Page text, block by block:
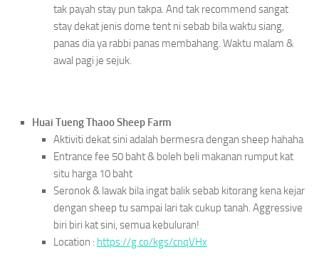
tak payah stay pun takpa. And tak recommend sangat
stay dekat jenis dome tent ni sebab bila waktu siang,
panas dia ya rabbi panas membahang. Waktu malam &
awal pagi je sejuk.
Huai Tueng Thaoo Sheep Farm
Aktiviti dekat sini adalah bermesra dengan sheep hahaha
Entrance fee 50 baht & boleh beli makanan rumput kat
situ harga 10 baht
Seronok & lawak bila ingat balik sebab kitorang kena kejar
dengan sheep tu sampai lari tak cukup tanah. Aggressive
biri biri kat sini, semua kebuluran!
Location : https://g.co/kgs/cnqVHx